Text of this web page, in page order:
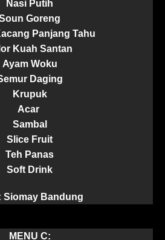
Nasi Putih
Goreng
Panjang Tahu
Kuah Santan
Ayam Woku
Daging
Krupuk
Acar
Sambal
Slice Fruit
Teh Panas
Soft Drink
Siomay Bandung
MENU C: